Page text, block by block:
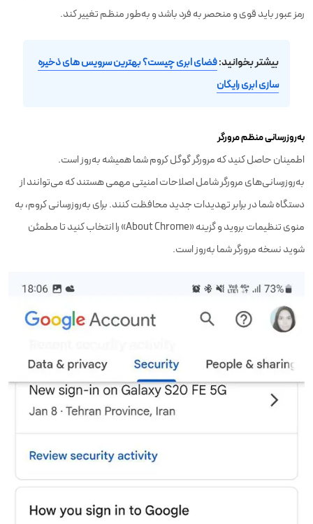
رمز عبور باید قوی و منحصر به فرد باشد و به‌طور منظم تغییر کند.
بیشتر بخوانید:فضای ابری چیست؟ بهترین سرویس های ذخیره
سازی ابری رایگان
به‌روزرسانی منظم مرورگر
اطمینان حاصل کنید که مرورگر گوگل کروم شما همیشه به‌روز است.
به‌روزرسانی‌های مرورگر شامل اصلاحات امنیتی مهمی هستند که می‌توانند از
دستگاه شما در برابر تهدیدات جدید محافظت کنند. برای به‌روزرسانی کروم، به
منوی تنظیمات بروید و گزینه «About Chrome» را انتخاب کنید تا مطمئن
شوید نسخه مرورگر شما به‌روز است.